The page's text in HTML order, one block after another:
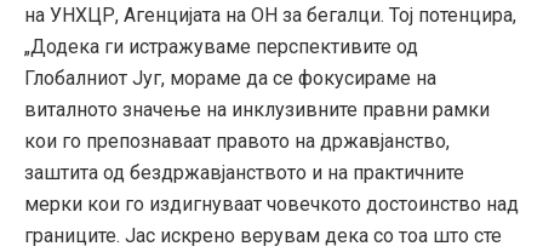
на УНХЦР, Агенцијата на ОН за бегалци. Тој потенцира,
„Додека ги истражуваме перспективите од
Глобалниот Југ, мораме да се фокусираме на
виталното значење на инклузивните правни рамки
кои го препознаваат правото на државјанство,
заштита од бездржавјанството и на практичните
мерки кои го издигнуваат човечкото достоинство над
границите. Јас искрено верувам дека со тоа што сте